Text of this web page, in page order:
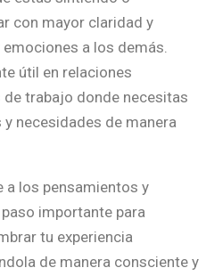
con mayor claridad y
a los demás.
útil en relaciones
trabajo donde necesitas
necesidades de manera
a los pensamientos y
importante para
tu experiencia
de manera consciente y